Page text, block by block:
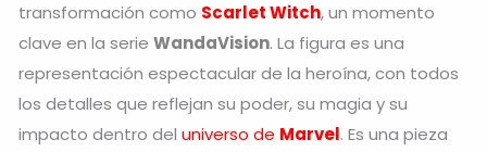
transformación como Scarlet Witch, un momento
clave en la serie WandaVision. La figura es una
representación espectacular de la heroína, con todos
los detalles que reflejan su poder, su magia y su
impacto dentro del universo de Marvel. Es una pieza